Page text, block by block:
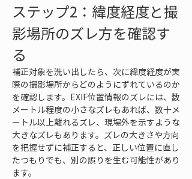
ステップ2：緯度経度と撮
影場所のズレ方を確認す
る
補正対象を洗い出したら、次に緯度経度が実
際の撮影場所からどのようにずれているのか
を確認します。EXIF位置情報のズレには、数
メートル程度の小さなズレもあれば、数十メ
ートル以上離れるズレ、現場外を示すような
大きなズレもあります。ズレの大きさや方向
を把握せずに補正すると、正しい位置に直し
たつもりでも、別の誤りを生む可能性があり
ます。